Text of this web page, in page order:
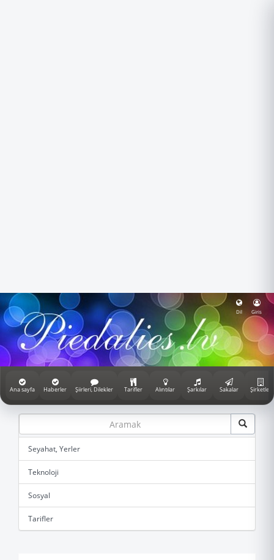
Dil Giris
Ana sayfa Haberler Şiirleri, Dilekler Tarifler Alıntılar Şarkılar Sakalar Şirketler
Seyahat, Yerler
Teknoloji
Sosyal
Tarifler